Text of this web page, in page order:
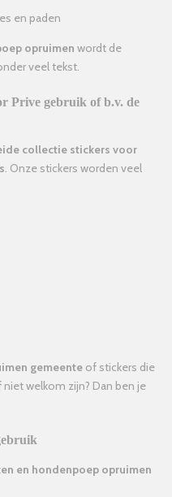
en paden
opruimen wordt de
veel tekst.
Prive gebruik of b.v. de
collectie stickers voor
. Onze stickers worden veel
gemeente of stickers die
welkom zijn? Dan ben je
en hondenpoep opruimen